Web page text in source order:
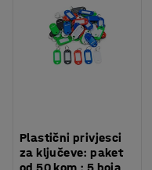
dva velika kotača.
125 mm).
Nosivost: 300 kg
: Bez kočnice
Tip kotača: 4 okretna
Procjena vremena
:
Težina: 44,01 kg
Plastični privjesci
za ključeve: paket